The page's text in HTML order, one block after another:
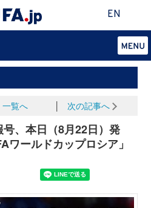
EN
一覧へ 次の記事へ
号、本日（8月22日）発
ワールドカップロシア」